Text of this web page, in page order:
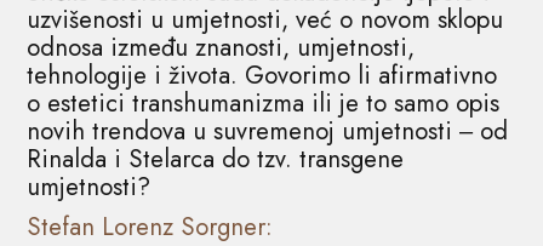
uzvišenosti u umjetnosti, već o novom sklopu
odnosa između znanosti, umjetnosti,
tehnologije i života. Govorimo li afirmativno
o estetici transhumanizma ili je to samo opis
novih trendova u suvremenoj umjetnosti ‒ od
Rinalda i Stelarca do tzv. transgene
umjetnosti?
Stefan Lorenz Sorgner: